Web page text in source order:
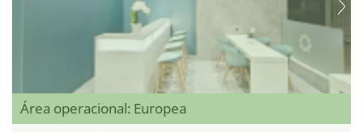
Área operacional: Europea